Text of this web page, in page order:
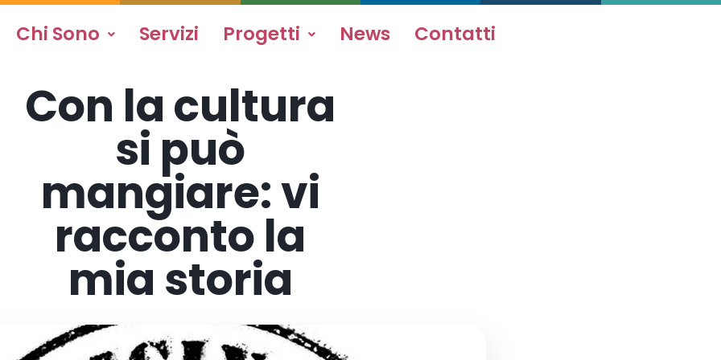
Chi Sono Servizi Progetti News Contatti
Con la cultura
si può
mangiare: vi
racconto la
mia storia